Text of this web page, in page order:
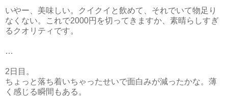
いやー、美味しい。クイクイと飲めて、それでいて物足り
なくない。これで2000円を切ってきますか、素晴らしすぎ
るクオリティです。
…
2日目。
ちょっと落ち着いちゃったせいで面白みが減ったかな。薄
く感じる瞬間もある。